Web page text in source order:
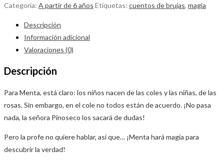
Categoría: A partir de 6 años Etiquetas: cuentos de brujas, magia
Descripción
Información adicional
Valoraciones (0)
Descripción
Para Menta, está claro: los niños nacen de las coles y las niñas, de las
rosas. Sin embargo, en el cole no todos están de acuerdo. ¡No pasa
nada, la señora Pinoseco los sacará de dudas!
Pero la profe no quiere hablar, así que… ¡Menta hará magia para
descubrir la verdad!